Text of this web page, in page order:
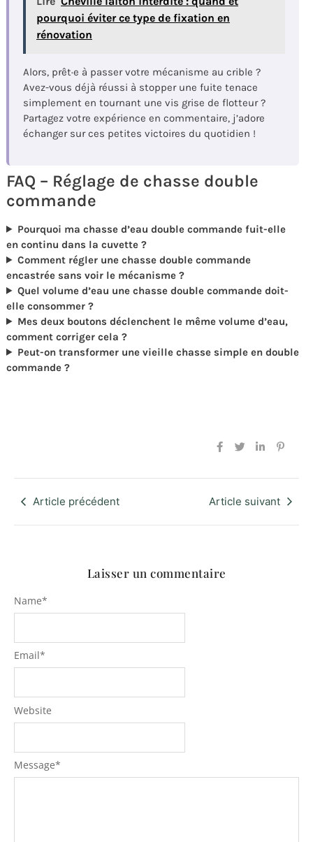
pourquoi éviter ce type de fixation en
rénovation
Alors, prêt·e à passer votre mécanisme au crible ?
Avez-vous déjà réussi à stopper une fuite tenace
simplement en tournant une vis grise de flotteur ?
Partagez votre expérience en commentaire, j’adore
échanger sur ces petites victoires du quotidien !
FAQ – Réglage de chasse double
commande
Pourquoi ma chasse d’eau double commande fuit-elle
en continu dans la cuvette ?
Comment régler une chasse double commande
encastrée sans voir le mécanisme ?
Quel volume d’eau une chasse double commande doit-
elle consommer ?
Mes deux boutons déclenchent le même volume d’eau,
comment corriger cela ?
Peut-on transformer une vieille chasse simple en double
commande ?
Article précédent Article suivant
Laisser un commentaire
Message*
Name*
Email*
Website